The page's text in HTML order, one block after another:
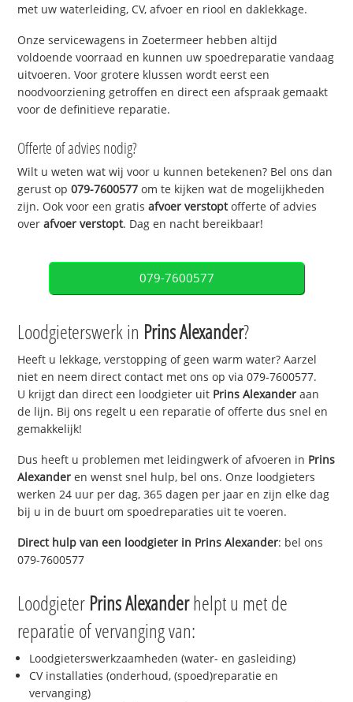
met uw waterleiding, CV, afvoer en riool en daklekkage.
Onze servicewagens in Zoetermeer hebben altijd
voldoende voorraad en kunnen uw spoedreparatie vandaag
uitvoeren. Voor grotere klussen wordt eerst een
noodvoorziening getroffen en direct een afspraak gemaakt
voor de definitieve reparatie.
Offerte of advies nodig?
Wilt u weten wat wij voor u kunnen betekenen? Bel ons dan
gerust op079-7600577 om te kijken wat de mogelijkheden
zijn. Ook voor een gratisafvoer verstoptofferte of advies
overafvoer verstopt. Dag en nacht bereikbaar!
079-7600577
Loodgieterswerk in Prins Alexander?
Heeft u lekkage, verstopping of geen warm water? Aarzel
niet en neem direct contact met ons op via 079-7600577.
U krijgt dan direct een loodgieter uit Prins Alexander aan
de lijn. Bij ons regelt u een reparatie of offerte dus snel en
gemakkelijk!
Dus heeft u problemen met leidingwerk of afvoeren in Prins
Alexander en wenst snel hulp, bel ons. Onze loodgieters
werken 24 uur per dag, 365 dagen per jaar en zijn elke dag
bij u in de buurt om spoedreparaties uit te voeren.
Direct hulp van een loodgieter in Prins Alexander: bel ons
079-7600577
Loodgieter Prins Alexanderhelpt u met de
reparatie of vervanging van:
Loodgieterswerkzaamheden (water- en gasleiding)
CV installaties (onderhoud, (spoed)reparatie en
vervanging)